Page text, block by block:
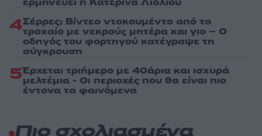
4Σέρρες: Βίντεο ντοκουμέντο από το
τροχαίο με νεκρούς μητέρα και γιο – Ο
οδηγός του φορτηγού κατέγραψε τη
σύγκρουση
5Έρχεται τριήμερο με 40άρια και ισχυρά
μελτέμια - Οι περιοχές που θα είναι πιο
έντονα τα φαινόμενα
Πιο σχολιασμένα